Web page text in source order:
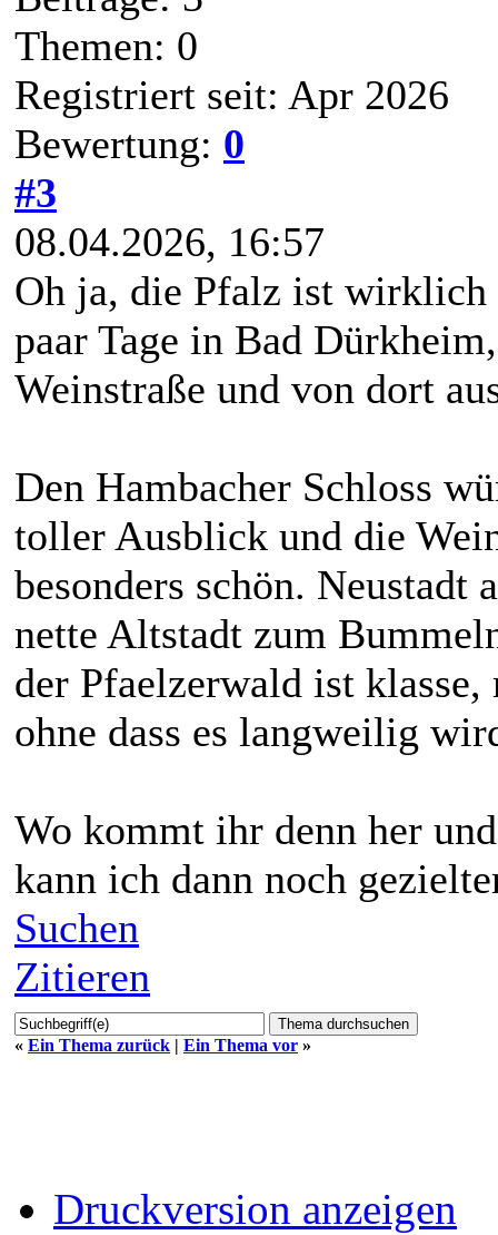
Themen: 0
Registriert seit: Apr 2026
Bewertung: 0
#3
08.04.2026, 16:57
Oh ja, die Pfalz ist wirklich
paar Tage in Bad
Weinstraße und von dort
Den Hambacher Schloss
toller Ausblick und die
besonders schön. Neustadt
nette Altstadt zum
der Pfaelzerwald ist
ohne dass es langweilig
Wo kommt ihr denn her
kann ich dann noch
Suchen
Zitieren
« Ein Thema zurück | Ein Thema vor »
Druckversion anzeigen